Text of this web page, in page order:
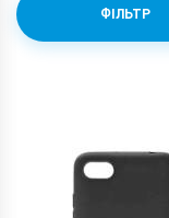
ФІЛЬТР